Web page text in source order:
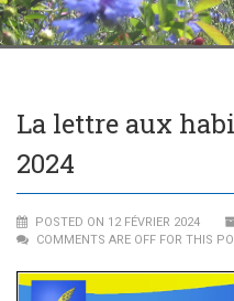
La lettre aux
2024
POSTED ON 12 FÉVRIER 2024
COMMENTS ARE OFF FOR THIS